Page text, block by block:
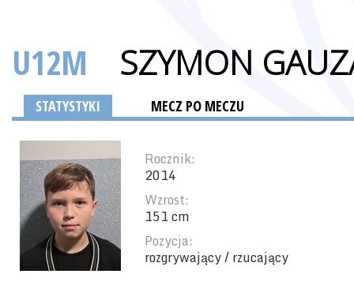
U12M SZYMON
STATYSTYKI MECZ PO MECZU
Rocznik:
2014
Wzrost:
151 cm
Pozycja:
rozgrywający / rzucający